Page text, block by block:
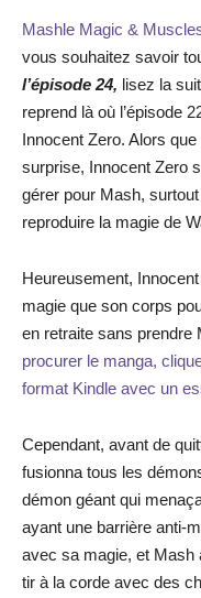
Mashle Magic &
vous souhaitez savoir
l’épisode 24, lisez la
reprend là où l’épisode
Innocent Zero. Alors
surprise, Innocent Zero
gérer pour Mash,
reproduire la magie de
Heureusement,
magie que son corps
en retraite sans prendre
procurer le manga,
format Kindle avec un
Cependant, avant de
fusionna tous les
démon géant qui
ayant une barrière anti-
avec sa magie, et Mash
tir à la corde avec des